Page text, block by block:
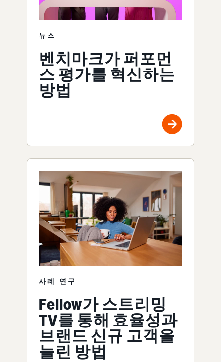
뉴스
벤치마크가 퍼포먼
스 평가를 혁신하는
방법
사례 연구
Fellow가 스트리밍
TV를 통해 효율성과
브랜드 신규 고객을
늘린 방법